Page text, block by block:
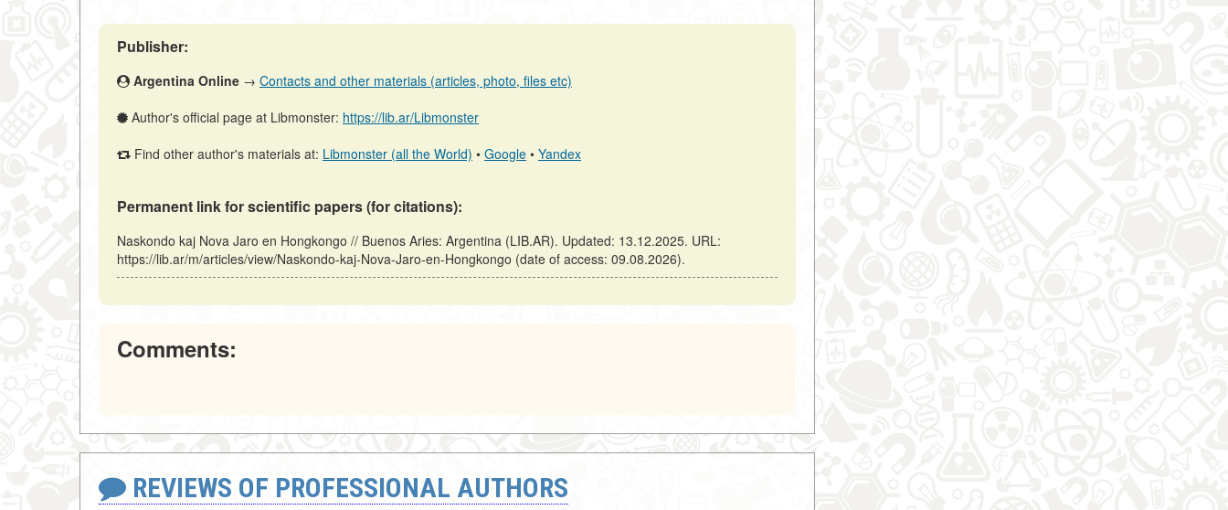
Publisher:
Argentina Online → Contacts and other materials (articles, photo, files etc)
Author's official page at Libmonster: https://lib.ar/Libmonster
Find other author's materials at: Libmonster (all the World) • Google • Yandex
Permanent link for scientific papers (for citations):
Naskondo kaj Nova Jaro en Hongkongo // Buenos Aries: Argentina (LIB.AR). Updated: 13.12.2025. URL:
https://lib.ar/m/articles/view/Naskondo-kaj-Nova-Jaro-en-Hongkongo (date of access: 09.08.2026).
Comments:
REVIEWS OF PROFESSIONAL AUTHORS